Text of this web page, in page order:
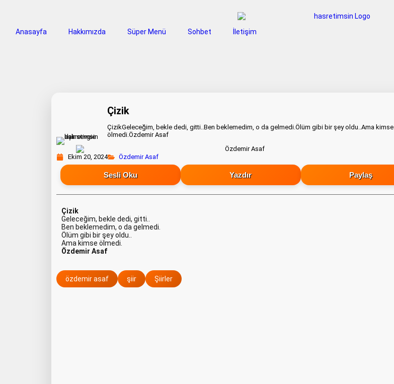
Anasayfa Hakkımızda Süper Menü Sohbet İletişim
Çizik
ÇizikGeleceğim, bekle dedi, gitti..Ben beklemedim, o da gelmedi.Ölüm gibi bir şey oldu..Ama kimse
ölmedi.Özdemir Asaf
Ekim 20, 2024 Özdemir Asaf
Sesli Oku Yazdır Paylaş
Çizik
Geleceğim, bekle dedi, gitti..
Ben beklemedim, o da gelmedi.
Ölüm gibi bir şey oldu..
Ama kimse ölmedi.
Özdemir Asaf
özdemir asaf şiir Şiirler